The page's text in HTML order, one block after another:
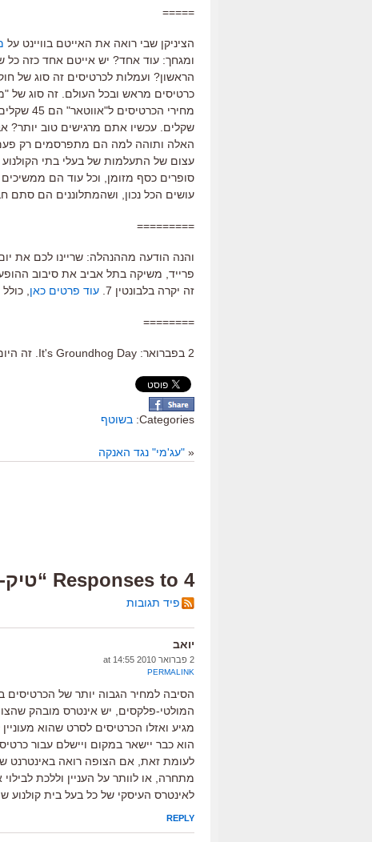
=====
הציניקן שבי רואה את האייטם בוויינט על
ומגחך: עוד אחד? יש אייטם אחד כזה
הראשון? ועמלות לכרטיסים זה סוג של
כרטיסים מראש ובכל העולם. זה סוג
שקלים. עכשיו אתם מרגישים טוב יותר?
האלה ותוהה למה הם מתפרסמים רק
עצום של התעלמות של בעלי בתי
סופרים כסף מזומן, וכל עוד הם
עושים הכל נכון, ושהמתלוננים הם סתם
=========
זה יקרה בלבונטין 7.
עוד פרטים כאן ,
========
2 בפברואר: It's Groundhog Day. זה היום לצפות בלופ ב"לקום אתמול בבוקר" של הרולד ראמיס.
Categories: בשוטף
« "עג'מי" נגד האנקה
4 Responses to “טיק-טוק”
פיד תגובות
יואב
2 פברואר 2010 at 14:55
PERMALINK
הסיבה למחיר הגבוה יותר של הכרטיסים
המולטי-פלקסים, יש אינטרס מובהק
מגיע ואזלו הכרטיסים לסרט שהוא
הוא כבר יישאר במקום ויישלם עבור
לעומת זאת, אם הצופה רואה באינטרנט
מתחרה, או לוותר על העניין וללכת
לאינטרס העיסקי של כל בעל בית קולנוע
REPLY